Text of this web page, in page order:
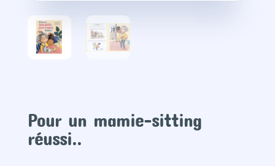
Pour un mamie-sitting
réussi..